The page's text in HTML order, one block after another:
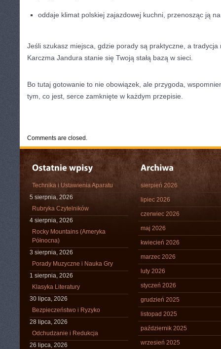
oddaje klimat polskiej zajazdowej kuchni, przenosząc ją
Jeśli szukasz miejsca, gdzie porady są praktyczne, a tradycja
Karczma Jandura stanie się Twoją stałą bazą w sieci.
Bo tutaj gotowanie to nie obowiązek, ale przygoda,
tym, co jest, serce zamknięte w każdym przepisie.
Comments are closed.
Technika i Ustawienia Aparatu
5 sierpnia, 2026
Rubryka Czytelników
4 sierpnia, 2026
Rocky Mountains (Ameryka
Północna)
3 sierpnia, 2026
Porady Muzyczne i Nauka Gry
1 sierpnia, 2026
Klasyka Literatury
30 lipca, 2026
Bezpieczeństwo i Ryzyko
28 lipca, 2026
Odchudzanie i Redukcja
26 lipca, 2026
sierpień 2026
lipiec 2026
czerwiec 2026
maj 2026
kwiecień 2026
marzec 2026
luty 2026
styczeń 2026
grudzień 2025
listopad 2025
październik 2025
wrzesień 2025